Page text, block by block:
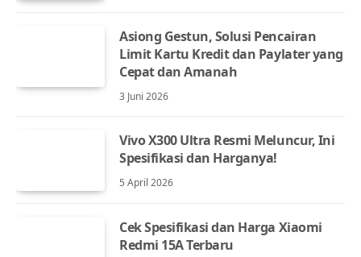
Asiong Gestun, Solusi Pencairan
Limit Kartu Kredit dan Paylater yang
Cepat dan Amanah
3 Juni 2026
Vivo X300 Ultra Resmi Meluncur, Ini
Spesifikasi dan Harganya!
5 April 2026
Cek Spesifikasi dan Harga Xiaomi
Redmi 15A Terbaru